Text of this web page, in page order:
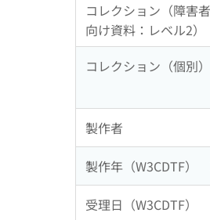
コレクション（障害者
向け資料：レベル2）
コレクション（個別）
製作者
製作年（W3CDTF）
受理日（W3CDTF）